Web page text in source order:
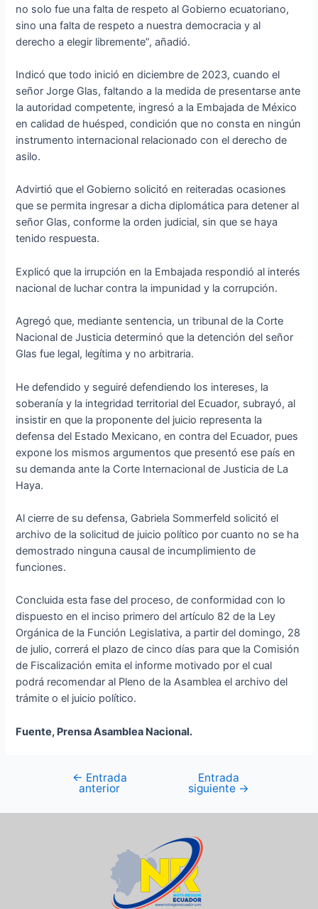
no solo fue una falta de respeto al Gobierno ecuatoriano,
sino una falta de respeto a nuestra democracia y al
derecho a elegir libremente”, añadió.
Indicó que todo inició en diciembre de 2023, cuando el
señor Jorge Glas, faltando a la medida de presentarse ante
la autoridad competente, ingresó a la Embajada de México
en calidad de huésped, condición que no consta en ningún
instrumento internacional relacionado con el derecho de
asilo.
Advirtió que el Gobierno solicitó en reiteradas ocasiones
que se permita ingresar a dicha diplomática para detener al
señor Glas, conforme la orden judicial, sin que se haya
tenido respuesta.
Explicó que la irrupción en la Embajada respondió al interés
nacional de luchar contra la impunidad y la corrupción.
Agregó que, mediante sentencia, un tribunal de la Corte
Nacional de Justicia determinó que la detención del señor
Glas fue legal, legítima y no arbitraria.
He defendido y seguiré defendiendo los intereses, la
soberanía y la integridad territorial del Ecuador, subrayó, al
insistir en que la proponente del juicio representa la
defensa del Estado Mexicano, en contra del Ecuador, pues
expone los mismos argumentos que presentó ese país en
su demanda ante la Corte Internacional de Justicia de La
Haya.
Al cierre de su defensa, Gabriela Sommerfeld solicitó el
archivo de la solicitud de juicio político por cuanto no se ha
demostrado ninguna causal de incumplimiento de
funciones.
Concluida esta fase del proceso, de conformidad con lo
dispuesto en el inciso primero del artículo 82 de la Ley
Orgánica de la Función Legislativa, a partir del domingo, 28
de julio, correrá el plazo de cinco días para que la Comisión
de Fiscalización emita el informe motivado por el cual
podrá recomendar al Pleno de la Asamblea el archivo del
trámite o el juicio político.
Fuente, Prensa Asamblea Nacional.
← Entrada
anterior
Entrada
siguiente →